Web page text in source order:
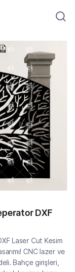
DXF
Laser Cut Kesim
CNC lazer ve
Bahçe girişleri,